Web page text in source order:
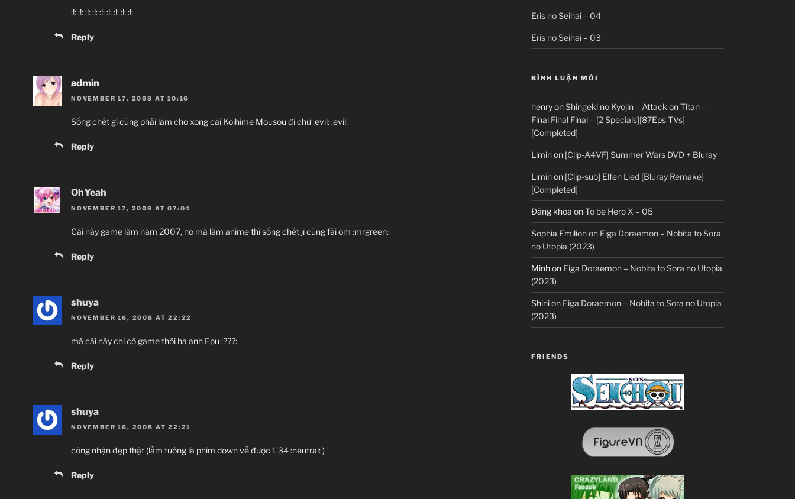
:!: :!: :!: :!: :!: :!: :!: :!: :!:
Reply
admin
NOVEMBER 17, 2008 AT 10:16
Sống chết gì cũng phải làm cho xong cái Koihime Mousou đi chứ :evil: :evil:
Reply
OhYeah
NOVEMBER 17, 2008 AT 07:04
Cái này game làm năm 2007, nó mà làm anime thì sống chết jì cũng fải ôm :mrgreen:
Reply
shuya
NOVEMBER 16, 2008 AT 22:22
mà cái này chỉ có game thôi hả anh Epu :???:
Reply
shuya
NOVEMBER 16, 2008 AT 22:21
công nhận đẹp thật (lầm tưởng là phim down về được 1’34 :neutral: )
Reply
Eris no Seihai – 04
Eris no Seihai – 03
BÌNH LUẬN MỚI
henryonShingeki no Kyojin – Attack on Titan –
Final Final Final – [2 Specials][87Eps TVs]
[Completed]
Liminon [Clip-A4VF] Summer Wars DVD + Bluray
Liminon [Clip-sub] Elfen Lied [Bluray Remake]
[Completed]
Đăng khoa onTo be Hero X – 05
Sophia Emilionon Eiga Doraemon – Nobita to Sora
no Utopia (2023)
Minhon Eiga Doraemon – Nobita to Sora no Utopia
(2023)
Shinion Eiga Doraemon – Nobita to Sora no Utopia
(2023)
FRIENDS